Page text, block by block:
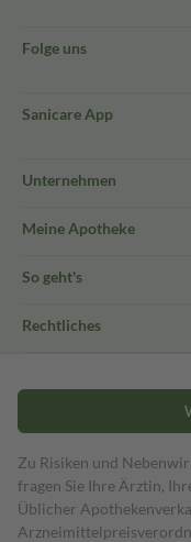
Folge uns
Sanicare App
Unternehmen
Meine Apotheke
So geht's
Rechtliches
Zu Risiken und
fragen Sie Ihre Ärztin,
Üblicher